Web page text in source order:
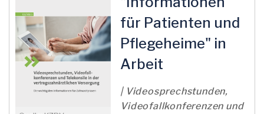
für Patienten und
Pflegeheime" in
Arbeit
| Videosprechstunden,
Videofallkonferenzen und